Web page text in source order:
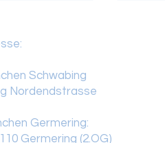
Besuch
Schwabing
Nordendstrasse
Germering:
Germering (2.OG)